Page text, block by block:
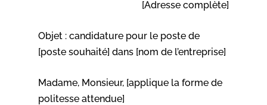
[Adresse complète]
Objet : candidature pour le poste de
[poste souhaité] dans [nom de l’entreprise]
Madame, Monsieur, [applique la forme de
politesse attendue]